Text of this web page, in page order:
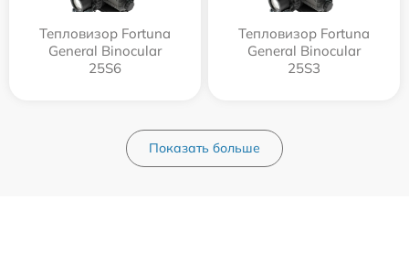
Тепловизор Fortuna
General Binocular
25S6
Тепловизор Fortuna
General Binocular
25S3
Показать больше